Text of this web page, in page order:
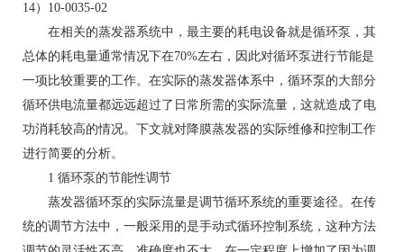
14）10-0035-02
在相关的蒸发器系统中，最主要的耗电设备就是循环泵，其
总体的耗电量通常情况下在70%左右，因此对循环泵进行节能是
一项比较重要的工作。在实际的蒸发器体系中，循环泵的大部分
循环供电流量都远远超过了日常所需的实际流量，这就造成了电
功消耗较高的情况。下文就对降膜蒸发器的实际维修和控制工作
进行简要的分析。
1 循环泵的节能性调节
蒸发器循环泵的实际流量是调节循环系统的重要途径。在传
统的调节方法中，一般采用的是手动式循环控制系统，这种方法